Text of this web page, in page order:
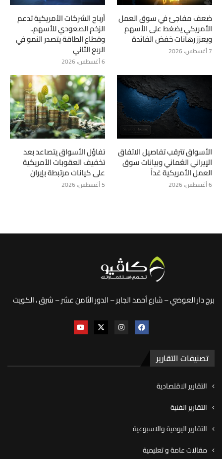
ضعف مفاجئ في سوق العمل
الأمريكي يضغط على الأسهم
ويعزز رهانات خفض الفائدة
7 أغسطس، 2026
أرباح الشركات الأمريكية تدعم
الزخم الصعودي للأسهم..
وقطاع الطاقة يتصدر النمو في
الربع الثاني
6 أغسطس، 2026
الأسواق تترقب تفاصيل الاتفاق
الإيراني العُماني وبيانات سوق
العمل الأمريكية غداً
6 أغسطس، 2026
تفاؤل الأسواق يتصاعد بعد
تخفيف العقوبات الأمريكية
على كيانات مرتبطة بإيران
5 أغسطس، 2026
برج دار العوضي – شارع أحمد الجابر – الدور الثامن عشر – شرق ، الكويت
تصنيفات التقارير
التقارير الاقتصادية
التقارير الفنية
التقارير اليومية والاسبوعية
مقالات عامة و تعليمية